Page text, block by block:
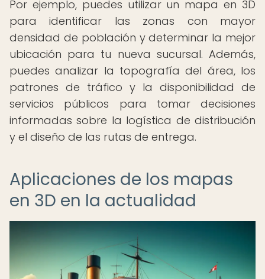
Por ejemplo, puedes utilizar un mapa en 3D
para identificar las zonas con mayor
densidad de población y determinar la mejor
ubicación para tu nueva sucursal. Además,
puedes analizar la topografía del área, los
patrones de tráfico y la disponibilidad de
servicios públicos para tomar decisiones
informadas sobre la logística de distribución
y el diseño de las rutas de entrega.
Aplicaciones de los mapas
en 3D en la actualidad